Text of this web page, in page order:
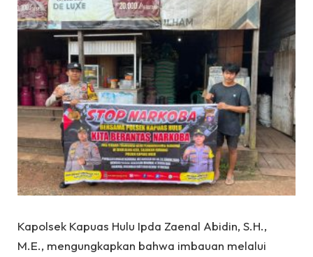
Kapolsek Kapuas Hulu Ipda Zaenal Abidin, S.H.,
M.E., mengungkapkan bahwa imbauan melalui